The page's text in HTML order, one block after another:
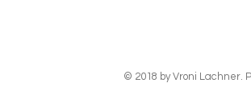
© 2018 by Vroni Lachner.